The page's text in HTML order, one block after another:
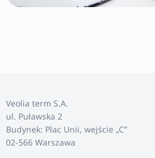
Veolia term S.A.
ul. Puławska 2
Budynek: Plac Unii, wejście „C”
02-566 Warszawa